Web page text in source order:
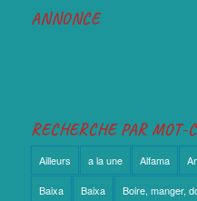
ANNONCE
RECHERCHE PAR MOT-
Ailleurs a la une Alfama
Baixa Baixa Boire, manger,